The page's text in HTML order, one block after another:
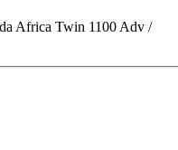
Africa Twin 1100 Adv /